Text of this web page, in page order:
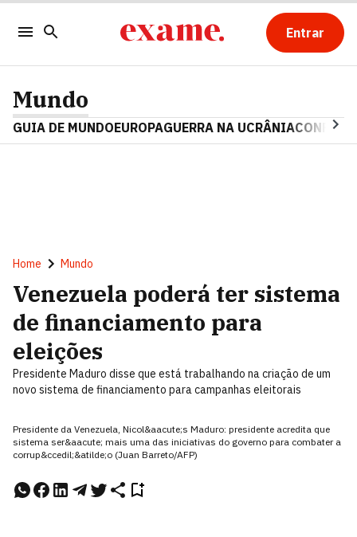
Entrar
Mundo
GUIA DE MUNDOEUROPAGUERRA NA UCRÂNIA
Home Mundo
Venezuela poderá ter sistema
de financiamento para
eleições
Presidente Maduro disse que está trabalhando na criação de um
novo sistema de financiamento para campanhas eleitorais
Presidente da Venezuela, Nicol&aacute;s Maduro: presidente acredita que
sistema ser&aacute; mais uma das iniciativas do governo para combater a
corrup&ccedil;&atilde;o (Juan Barreto/AFP)